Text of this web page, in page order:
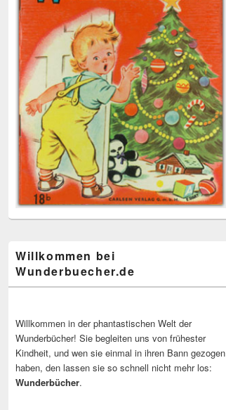
Willkommen bei
Wunderbuecher.de
Willkommen in der phantastischen Welt der
Wunderbücher! Sie begleiten uns von frühester
Kindheit, und wen sie einmal in ihren Bann gezogen
haben, den lassen sie so schnell nicht mehr los:
Wunderbücher.